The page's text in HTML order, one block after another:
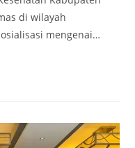
di wilayah
mengenai…